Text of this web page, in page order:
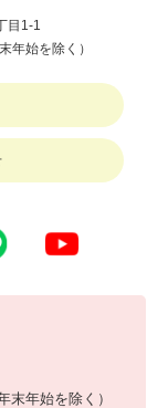
目1-1
年始を除く）
末年始を除く）